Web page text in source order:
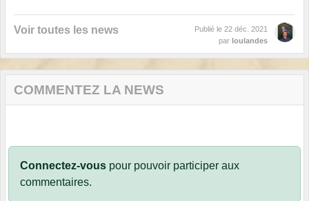
Voir toutes les news Publié le 22 déc. 2021
par loulandes
COMMENTEZ LA NEWS
Connectez-vous pour pouvoir participer aux
commentaires.